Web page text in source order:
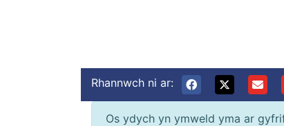
Rhannwch ni ar:
Os ydych yn ymweld yma ar